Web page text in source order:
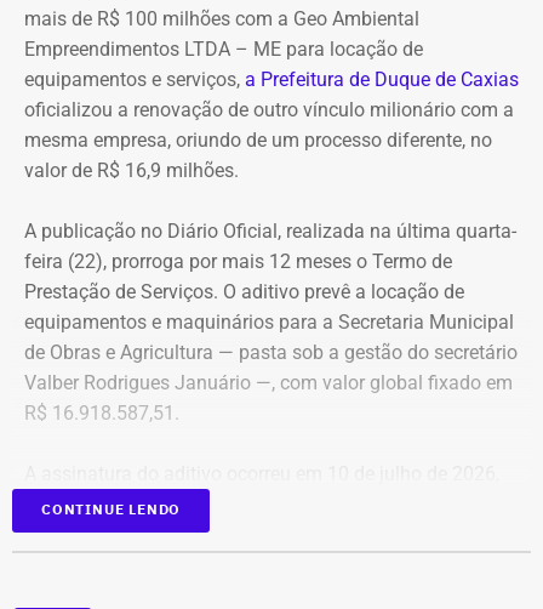
A empresa também destaca que não possui SUVs
blindados em sua frota própria, razão pela qual optou
pela locação dos veículos por meio de adesão à ata do
GSI.
Os veículos serão destinados exclusivamente aos
Suprimentos (DSU) e Segurança e Governança (DSG). O
contrato foi firmado com a empresa Rei dos Blindados
Locação de Veículos Ltda. e prevê a locação de quatro
SUVs zero quilômetro, com blindagem nível III-A, sem
motorista e sem fornecimento de combustível.
Cada automóvel custará R$ 8.977,78 por mês,
mais de R$ 100 milhões com a Geo Ambiental
Empreendimentos LTDA – ME para locação de
equipamentos e serviços, a Prefeitura de Duque de Caxias
oficializou a renovação de outro vínculo milionário com a
mesma empresa, oriundo de um processo diferente, no
valor de R$ 16,9 milhões.
A publicação no Diário Oficial, realizada na última quarta-
feira (22), prorroga por mais 12 meses o Termo de
Prestação de Serviços. O aditivo prevê a locação de
equipamentos e maquinários para a Secretaria Municipal
de Obras e Agricultura — pasta sob a gestão do secretário
Valber Rodrigues Januário —, com valor global fixado em
R$ 16.918.587,51.
garantindo a continuidade da prestação de serviços com
a emissão de uma nota de empenho parcial inicial no
CONTINUE LENDO